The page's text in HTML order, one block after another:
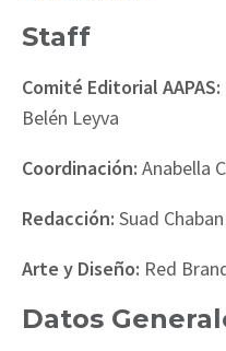
Staff
Comité Editorial AAPAS:
Belén Leyva
Coordinación: Anabella
Redacción: Suad
Arte y Diseño: Red
Datos